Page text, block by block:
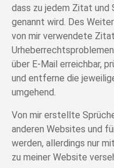
dass zu jedem Zitat und
genannt wird. Des
von mir verwendete
über E-Mail erreichbar,
und entferne die
umgehend.
Von mir erstellte
anderen Websites und
werden, allerdings nur
zu meiner Website